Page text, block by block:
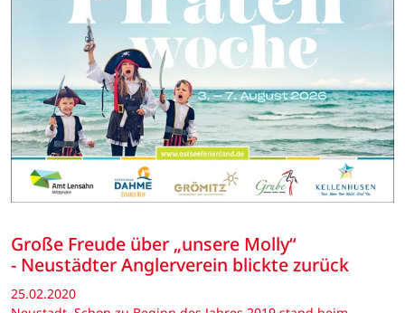
Große Freude über „unsere Molly“
- Neustädter Anglerverein blickte zurück
25.02.2020